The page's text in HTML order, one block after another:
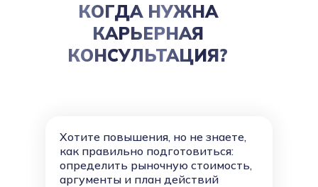
КОГДА НУЖНА
КАРЬЕРНАЯ
КОНСУЛЬТАЦИЯ?
Хотите повышения, но не знаете,
как правильно подготовиться:
определить рыночную стоимость,
аргументы и план действий